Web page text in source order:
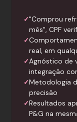
✓"Comprou
mês", CPF
✓
real, em
✓Agnóstico de
integração
✓Metodologia
precisão
✓Resultados
P&G na